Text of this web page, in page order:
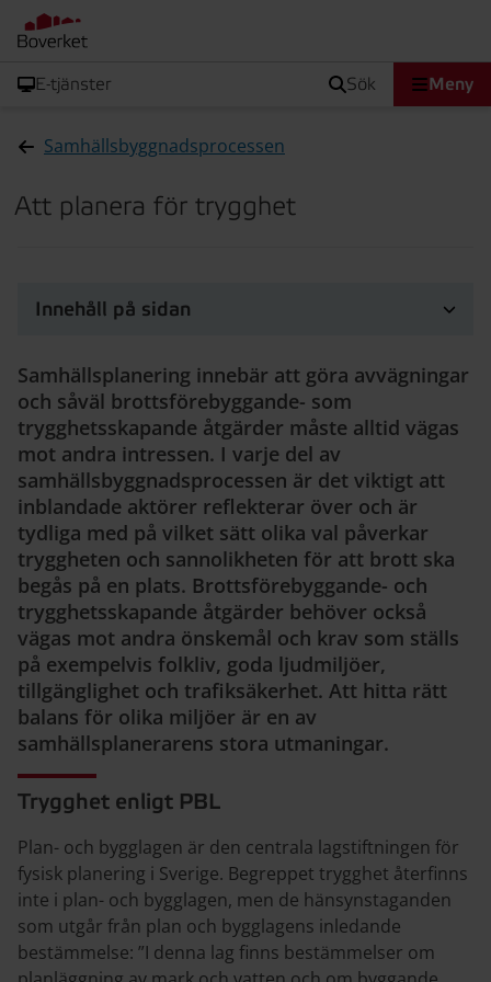
E-tjänster sök Meny
Samhällsbyggnadsprocessen
Att planera för trygghet
Innehåll på sidan
Samhällsplanering innebär att göra avvägningar
och såväl brottsförebyggande- som
trygghetsskapande åtgärder måste alltid vägas
mot andra intressen. I varje del av
samhällsbyggnadsprocessen är det viktigt att
inblandade aktörer reflekterar över och är
tydliga med på vilket sätt olika val påverkar
tryggheten och sannolikheten för att brott ska
begås på en plats. Brottsförebyggande- och
trygghetsskapande åtgärder behöver också
vägas mot andra önskemål och krav som ställs
på exempelvis folkliv, goda ljudmiljöer,
tillgänglighet och trafiksäkerhet. Att hitta rätt
balans för olika miljöer är en av
samhällsplanerarens stora utmaningar.
Trygghet enligt PBL
Plan- och bygglagen är den centrala lagstiftningen för
fysisk planering i Sverige. Begreppet trygghet återfinns
inte i plan- och bygglagen, men de hänsynstaganden
som utgår från plan och bygglagens inledande
bestämmelse: ”I denna lag finns bestämmelser om